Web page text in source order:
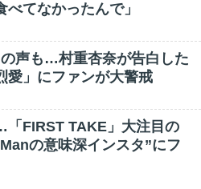
てなかったんで」
の声も…村重杏奈が告白した
愛」にファンが大警戒
「FIRST TAKE」大注目の
の意味深インスタ”にフ